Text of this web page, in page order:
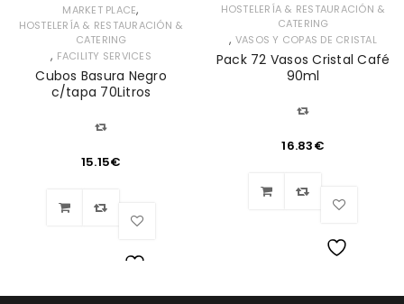
MARKET PLACE,
HOSTELERÍA & RESTAURACIÓN &
CATERING
, FACILITY SERVICES
Cubos Basura Negro
c/tapa 70Litros
15.15€
Lista
HOSTELERÍA & RESTAURACIÓN &
CATERING
, VASOS Y COPAS DE CRISTAL
Pack 72 Vasos Cristal Café
90ml
16.83€